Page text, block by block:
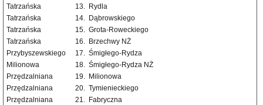
Tatrzańska
13. Rydla
Tatrzańska
14. Dąbrowskiego
Tatrzańska
15. Grota-Roweckiego
Tatrzańska
16. Brzechwy NŻ
Przybyszewskiego
17. Śmigłego-Rydza
Milionowa
18. Śmigłego-Rydza NŻ
Przędzalniana
19. Milionowa
Przędzalniana
20. Tymienieckiego
Przędzalniana
21. Fabryczna